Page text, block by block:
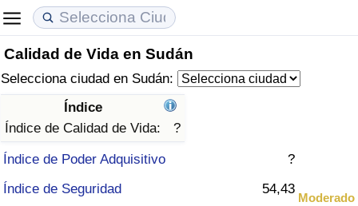
Calidad de Vida en Sudán
Selecciona ciudad en Sudán:
Índice
Índice de Calidad de Vida:
?
Índice de Poder Adquisitivo
?
Índice de Seguridad
54,43
Moderado
Coste de vida
Índice de Costo de Vida (Actual)
Índice de Costo de Vida
Índice de costo de vida por país
Precios de las propiedades
Índice de Precios de Inmuebles (Actual)
Índice de Precios de Inmuebles
Índice de Precios de Inmuebles por País
Calidad de Vida
Índice de Calidad de Vida
Índice de Calidad de Vida (Actual)
Índice de calidad de vida por país